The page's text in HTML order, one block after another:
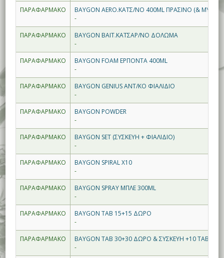
ΠΑΡΑΦΑΡΜΑΚΟ
BAYGON AERO.ΚΑΤΣ/ΝΟ 400ML ΠΡΑΣΙΝΟ (&
-
ΠΑΡΑΦΑΡΜΑΚΟ
BAYGON BAIT.ΚΑΤΣΑΡ/ΝΟ ΔΟΛΩΜΑ
-
ΠΑΡΑΦΑΡΜΑΚΟ
BAYGON FOAM ΕΡΠΟΝΤΑ 400ML
-
ΠΑΡΑΦΑΡΜΑΚΟ
BAYGON GENIUS ΑΝΤ/ΚΟ ΦΙΑΛΙΔΙΟ
-
ΠΑΡΑΦΑΡΜΑΚΟ
BAYGON POWDER
-
ΠΑΡΑΦΑΡΜΑΚΟ
BAYGON SET (ΣΥΣΚΕΥΗ + ΦΙΑΛΙΔΙΟ)
-
ΠΑΡΑΦΑΡΜΑΚΟ
BAYGON SPIRAL X10
-
ΠΑΡΑΦΑΡΜΑΚΟ
BAYGON SPRAY ΜΠΛΕ 300ML
-
ΠΑΡΑΦΑΡΜΑΚΟ
BAYGON TAB 15+15 ΔΩΡΟ
-
ΠΑΡΑΦΑΡΜΑΚΟ
BAYGON TAB 30+30 ΔΩΡΟ & ΣΥΣΚΕΥΗ +10 TAB
-